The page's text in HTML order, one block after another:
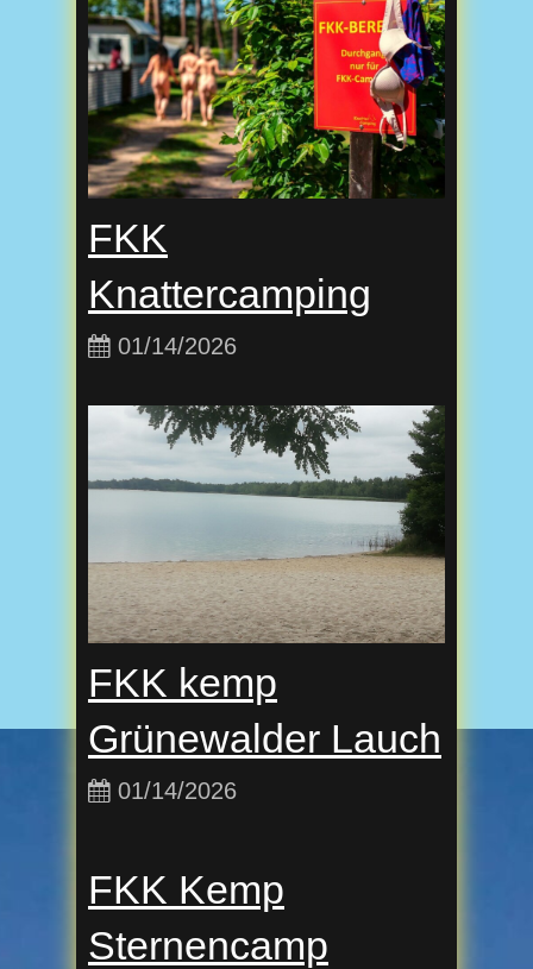
FKK
Knattercamping
01/14/2026
FKK kemp
Grünewalder Lauch
01/14/2026
FKK Kemp
Sternencamp